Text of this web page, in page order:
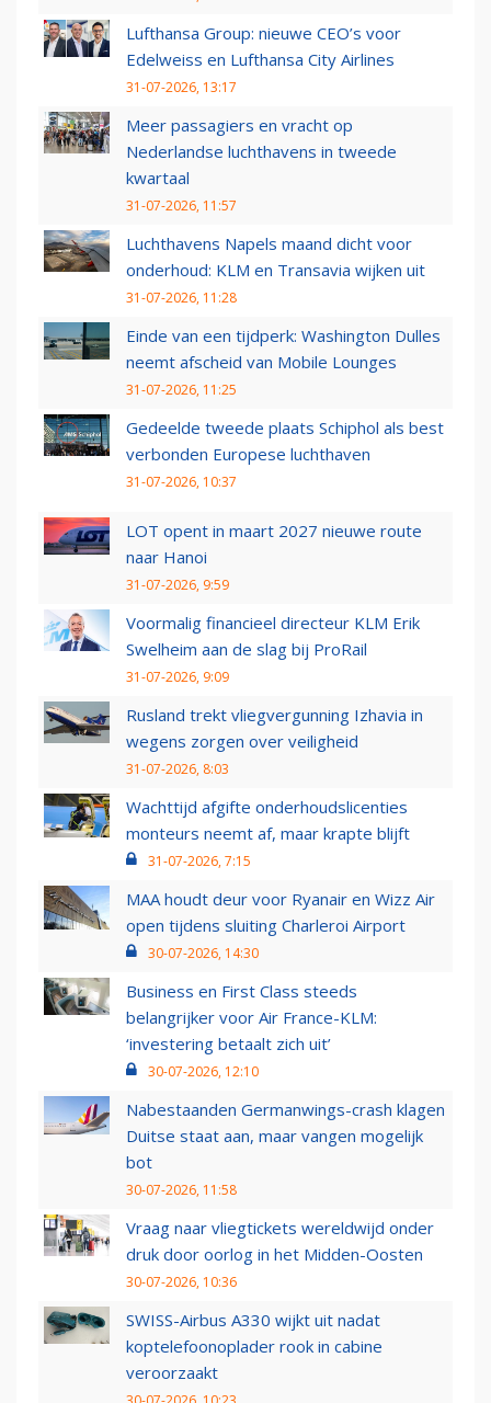
Lufthansa Group: nieuwe CEO’s voor
Edelweiss en Lufthansa City Airlines
31-07-2026, 13:17
Meer passagiers en vracht op
Nederlandse luchthavens in tweede
kwartaal
31-07-2026, 11:57
Luchthavens Napels maand dicht voor
onderhoud: KLM en Transavia wijken uit
31-07-2026, 11:28
Einde van een tijdperk: Washington Dulles
neemt afscheid van Mobile Lounges
31-07-2026, 11:25
Gedeelde tweede plaats Schiphol als best
verbonden Europese luchthaven
31-07-2026, 10:37
LOT opent in maart 2027 nieuwe route
naar Hanoi
31-07-2026, 9:59
Voormalig financieel directeur KLM Erik
Swelheim aan de slag bij ProRail
31-07-2026, 9:09
Rusland trekt vliegvergunning Izhavia in
wegens zorgen over veiligheid
31-07-2026, 8:03
Wachttijd afgifte onderhoudslicenties
monteurs neemt af, maar krapte blijft
31-07-2026, 7:15
MAA houdt deur voor Ryanair en Wizz Air
open tijdens sluiting Charleroi Airport
30-07-2026, 14:30
Business en First Class steeds
belangrijker voor Air France-KLM:
‘investering betaalt zich uit’
30-07-2026, 12:10
Nabestaanden Germanwings-crash klagen
Duitse staat aan, maar vangen mogelijk
bot
30-07-2026, 11:58
Vraag naar vliegtickets wereldwijd onder
druk door oorlog in het Midden-Oosten
30-07-2026, 10:36
SWISS-Airbus A330 wijkt uit nadat
koptelefoonoplader rook in cabine
veroorzaakt